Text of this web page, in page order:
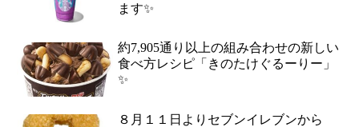
ます✨
約7,905通り以上の組み合わせの新しい
食べ方レシピ「きのたけぐるーりー」
✨
８月１１日よりセブンイレブンから